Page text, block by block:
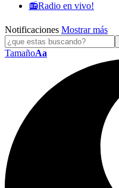
📻Radio en vivo!
Notificaciones Mostrar más
TamañoAa